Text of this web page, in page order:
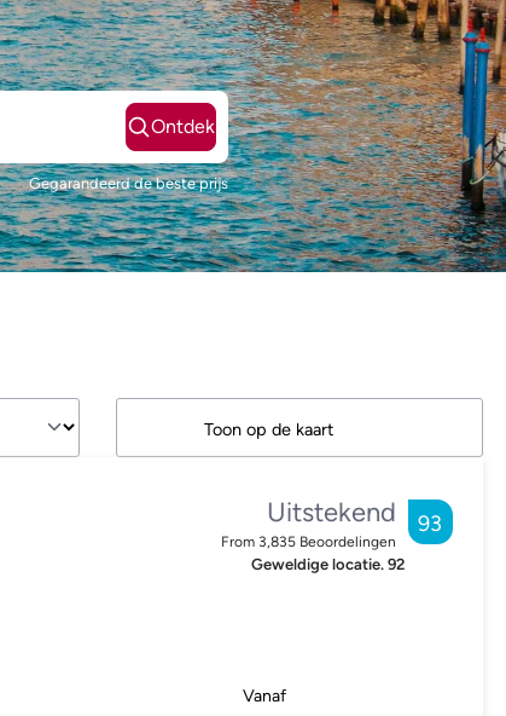
Ontdek
Gegarandeerd de beste prijs
Toon op de kaart
Uitstekend
From 3,835 Beoordelingen
93
Geweldige locatie. 92
Vanaf